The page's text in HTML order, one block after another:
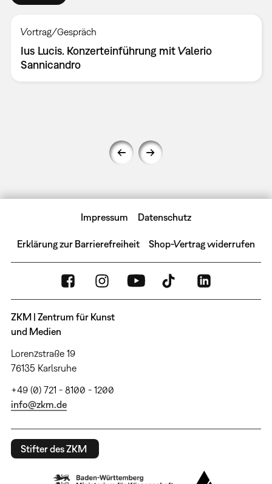
Vortrag/Gespräch
Ius Lucis. Konzerteinführung mit Valerio
Sannicandro
Impressum Datenschutz
Erklärung zur Barrierefreiheit Shop-Vertrag widerrufen
ZKM | Zentrum für Kunst
und Medien
Lorenzstraße 19
76135 Karlsruhe
+49 (0) 721 - 8100 - 1200
info@zkm.de
Stifter des ZKM